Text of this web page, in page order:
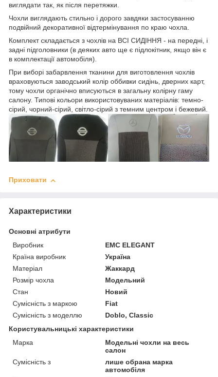
виглядати так, як після перетяжки.
Чохли виглядають стильно і дорого завдяки застосуванню
подвійний декоративної відтермінування по краю чохла.
Комплект складається з чохлів на ВСІ СИДІННЯ - на передні, і
задні підголовники (в деяких авто ще є підлокітник, якщо він є
в комплектації автомобіля).
При виборі забарвлення тканини для виготовлення чохлів
враховуються заводський колір оббивки сидінь, дверних карт,
тому чохли органічно вписуються в загальну колірну гаму
салону. Типові кольори використовуваних матеріалів: темно-
сірий, чорний-сірий, світло-сірий з темним центром і бежевий.
Приховати
Характеристики
Основні атрибути
Виробник
EMC ELEGANT
Країна виробник
Україна
Матеріал
Жаккард
Розмір чохла
Модельний
Стан
Новий
Сумісність з маркою
Fiat
Сумісність з моделлю
Doblo, Classic
Користувальницькі характеристики
Марка
Модельні чохли на весь
салон
Сумісність з
лише обрана марка
автомобіля